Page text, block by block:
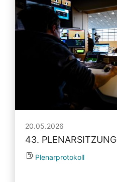
20.05.2026
43. PLENARSITZUNG
Plenarprotokoll